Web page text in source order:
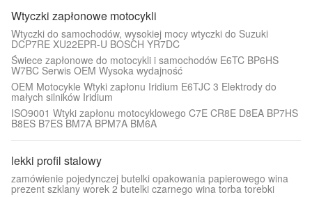
Wtyczki zapłonowe motocykli
Wtyczki do samochodów, wysokiej mocy wtyczki do Suzuki
DCP7RE XU22EPR-U BOSCH YR7DC
Świece zapłonowe do motocykli i samochodów E6TC BP6HS
W7BC Serwis OEM Wysoka wydajność
OEM Motocykle Wtyki zapłonu Iridium E6TJC 3 Elektrody do
małych silników Iridium
ISO9001 Wtyki zapłonu motocyklowego C7E CR8E D8EA BP7HS
B8ES B7ES BM7A BPM7A BM6A
lekki profil stalowy
zamówienie pojedynczej butelki opakowania papierowego wina
prezent szklany worek 2 butelki czarnego wina torba torebki